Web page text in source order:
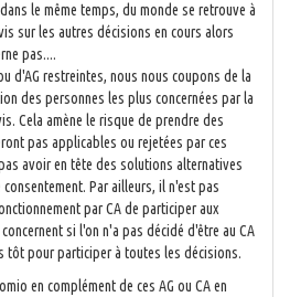
le même temps, du monde se retrouve à
sur les autres décisions en cours alors
pas....
d'AG restreintes, nous nous coupons de la
des personnes les plus concernées par la
Cela amène le risque de prendre des
pas applicables ou rejetées par ces
avoir en tête des solutions alternatives
Par ailleurs, il n'est pas
par CA de participer aux
si l'on n'a pas décidé d'être au CA
tôt pour participer à toutes les décisions.
en complément de ces AG ou CA en